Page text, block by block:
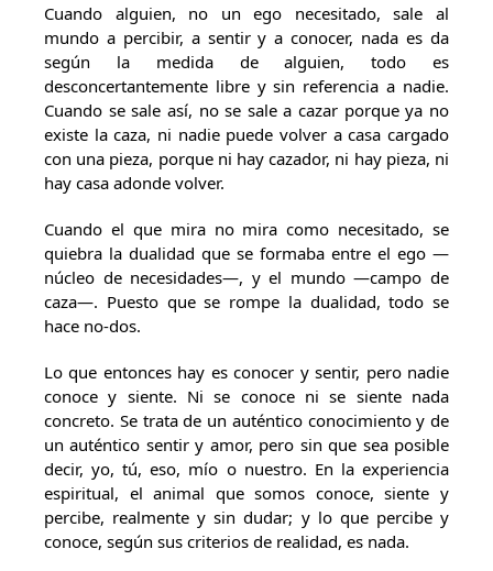
Cuando alguien, no un ego necesitado, sale al
mundo a percibir, a sentir y a conocer, nada es da
según la medida de alguien, todo es
desconcertantemente libre y sin referencia a nadie.
Cuando se sale así, no se sale a cazar porque ya no
existe la caza, ni nadie puede volver a casa cargado
con una pieza, porque ni hay cazador, ni hay pieza, ni
hay casa adonde volver.
Cuando el que mira no mira como necesitado, se
quiebra la dualidad que se formaba entre el ego —
núcleo de necesidades—, y el mundo —campo de
caza—. Puesto que se rompe la dualidad, todo se
hace no-dos.
Lo que entonces hay es conocer y sentir, pero nadie
conoce y siente. Ni se conoce ni se siente nada
concreto. Se trata de un auténtico conocimiento y de
un auténtico sentir y amor, pero sin que sea posible
decir, yo, tú, eso, mío o nuestro. En la experiencia
espiritual, el animal que somos conoce, siente y
percibe, realmente y sin dudar; y lo que percibe y
conoce, según sus criterios de realidad, es nada.